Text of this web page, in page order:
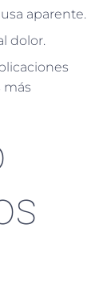
aparente.
dolor.
más